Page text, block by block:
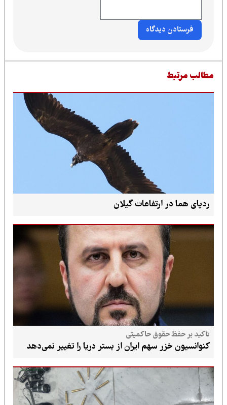
مرتبط
ردپای هما در ارتفاعات گیلان
تأکید بر حفظ حقوق حاکمیتی
کنوانسیون خزر سهم ایران از بستر دریا را تغییر نمی‌دهد